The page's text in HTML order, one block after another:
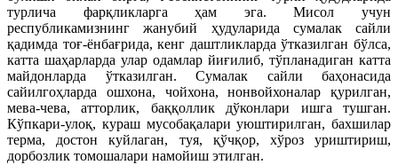
турлича фарқликларга ҳам эга. Мисол учун
республикамизнинг жанубий ҳудуларида сумалак сайли
қадимда тоғ-ёнбағрида, кенг даштликларда ўтказилган бўлса,
катта шаҳарларда улар одамлар йиғилиб, тўпланадиган катта
майдонларда ўтказилган. Сумалак сайли баҳонасида
сайилгоҳларда ошхона, чойхона, нонвойхоналар қурилган,
мева-чева, атторлик, баққоллик дўконлари ишга тушган.
Кўпкари-улоқ, кураш мусобақалари уюштирилган, бахшилар
терма, достон куйлаган, туя, қўчқор, хўроз уриштириш,
дорбозлик томошалари намойиш этилган.